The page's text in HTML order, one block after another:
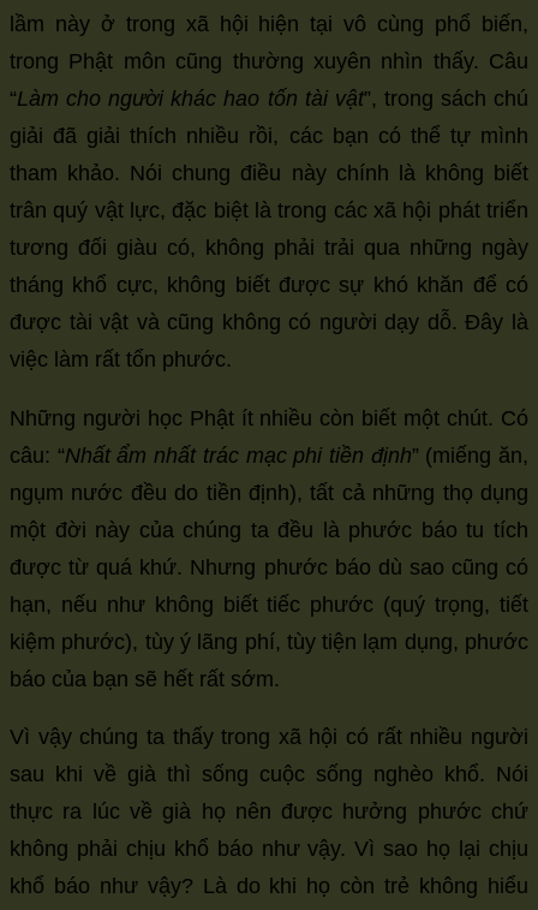
lầm này ở trong xã hội hiện tại vô cùng phổ biến,
trong Phật môn cũng thường xuyên nhìn thấy. Câu
“Làm cho người khác hao tốn tài vật”, trong sách chú
giải đã giải thích nhiều rồi, các bạn có thể tự mình
tham khảo. Nói chung điều này chính là không biết
trân quý vật lực, đặc biệt là trong các xã hội phát triển
tương đối giàu có, không phải trải qua những ngày
tháng khổ cực, không biết được sự khó khăn để có
được tài vật và cũng không có người dạy dỗ. Đây là
việc làm rất tổn phước.
Những người học Phật ít nhiều còn biết một chút. Có
câu: “Nhất ẩm nhất trác mạc phi tiền định” (miếng ăn,
ngụm nước đều do tiền định), tất cả những thọ dụng
một đời này của chúng ta đều là phước báo tu tích
được từ quá khứ. Nhưng phước báo dù sao cũng có
hạn, nếu như không biết tiếc phước (quý trọng, tiết
kiệm phước), tùy ý lãng phí, tùy tiện lạm dụng, phước
báo của bạn sẽ hết rất sớm.
Vì vậy chúng ta thấy trong xã hội có rất nhiều người
sau khi về già thì sống cuộc sống nghèo khổ. Nói
thực ra lúc về già họ nên được hưởng phước chứ
không phải chịu khổ báo như vậy. Vì sao họ lại chịu
khổ báo như vậy? Là do khi họ còn trẻ không hiểu